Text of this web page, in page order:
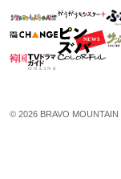
© 2026 BRAVO MOUNTAIN